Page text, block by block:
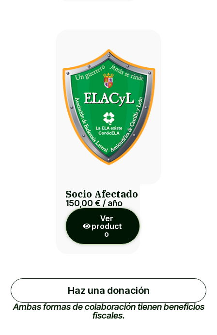
Haz una donación
Socio Afectado
150,00€ / año
Ver
product
o
Ambas formas de colaboración tienen beneficios
fiscales.